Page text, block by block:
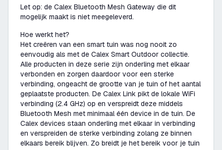
Let op: de Calex Bluetooth Mesh Gateway die dit
mogelijk maakt is niet meegeleverd.
Hoe werkt het?
Het creëren van een smart tuin was nog nooit zo
eenvoudig als met de Calex Smart Outdoor collectie.
Alle producten in deze serie zijn onderling met elkaar
verbonden en zorgen daardoor voor een sterke
verbinding, ongeacht de grootte van je tuin of het aantal
geplaatste producten. De Calex Link pikt de lokale WiFi
verbinding (2.4 GHz) op en verspreidt deze middels
Bluetooth Mesh met minimaal één device in de tuin. De
Calex devices staan onderling met elkaar in verbinding
en verspreiden de sterke verbinding zolang ze binnen
elkaars bereik blijven. Zo breidt je het bereik voor je tuin